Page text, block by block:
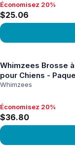
Économisez 20%,
Économisez 20%
$25.06
Whimzees Brosse
pour Chiens -
Whimzees
Économisez 20%,
Économisez 20%
$36.80